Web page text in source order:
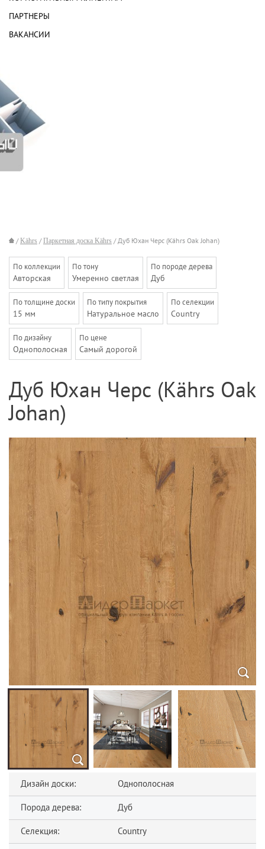
ПАРТНЕРЫ
ВАКАНСИИ
/Kährs /Паркетная доска Kährs / Дуб Юхан Черс (Kährs Oak Johan)
По коллекции
Авторская
По тону
Умеренно светлая
По породе дерева
Дуб
По толщине доски
15 мм
По типу покрытия
Натуральное масло
По селекции
Country
По дизайну
Однополосная
По цене
Самый дорогой
Дуб Юхан Черс (Kährs Oak
Johan)
Дизайн доски: Однополосная
Порода дерева: Дуб
Селекция: Country